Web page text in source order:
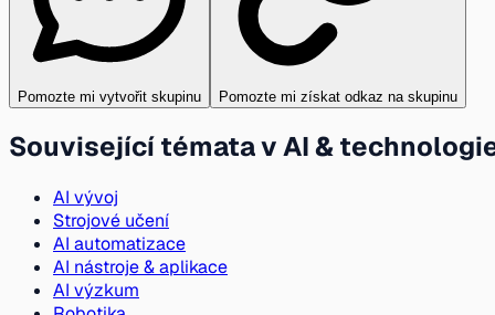
Pomozte mi vytvořit skupinu Pomozte mi získat odkaz na skupinu
Související témata v AI &
AI vývoj
Strojové učení
AI automatizace
AI nástroje & aplikace
AI výzkum